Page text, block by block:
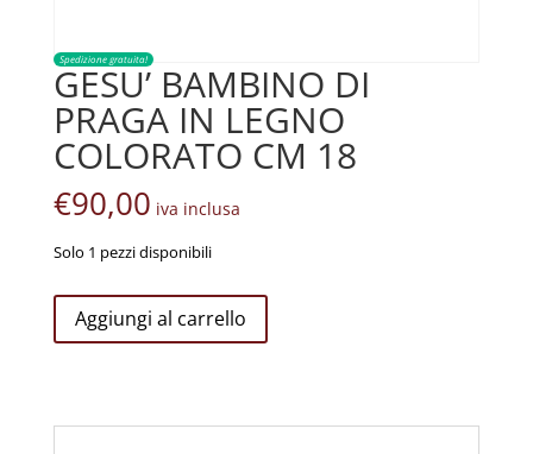
Spedizione gratuita!
GESU’ BAMBINO DI
PRAGA IN LEGNO
COLORATO CM 18
€90,00 iva inclusa
Solo 1 pezzi disponibili
GESU'
BAMBINO
Aggiungi al carrello